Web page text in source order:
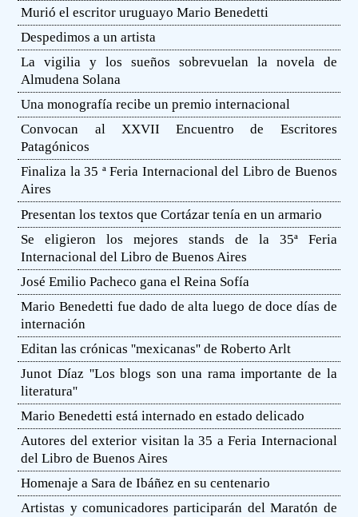
Murió el escritor uruguayo Mario Benedetti
Despedimos a un artista
La vigilia y los sueños sobrevuelan la novela de
Almudena Solana
Una monografía recibe un premio internacional
Convocan al XXVII Encuentro de Escritores
Patagónicos
Finaliza la 35 ª Feria Internacional del Libro de Buenos
Aires
Presentan los textos que Cortázar tenía en un armario
Se eligieron los mejores stands de la 35ª Feria
Internacional del Libro de Buenos Aires
José Emilio Pacheco gana el Reina Sofía
Mario Benedetti fue dado de alta luego de doce días de
internación
Editan las crónicas ''mexicanas'' de Roberto Arlt
Junot Díaz ''Los blogs son una rama importante de la
literatura''
Mario Benedetti está internado en estado delicado
Autores del exterior visitan la 35 a Feria Internacional
del Libro de Buenos Aires
Homenaje a Sara de Ibáñez en su centenario
Artistas y comunicadores participarán del Maratón de